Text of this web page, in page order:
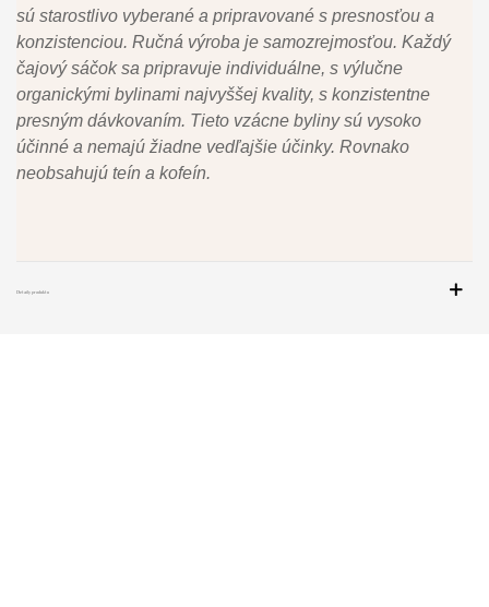
sú starostlivo vyberané a pripravované s presnosťou a
konzistenciou. Ručná výroba je samozrejmosťou. Každý
čajový sáčok sa pripravuje individuálne, s výlučne
organickými bylinami najvyššej kvality, s konzistentne
presným dávkovaním. Tieto vzácne byliny sú vysoko
účinné a nemajú žiadne vedľajšie účinky. Rovnako
neobsahujú teín a kofeín.
Detaily produktu